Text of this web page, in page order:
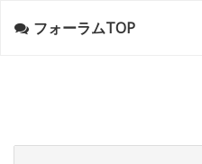
フォーラムTOP